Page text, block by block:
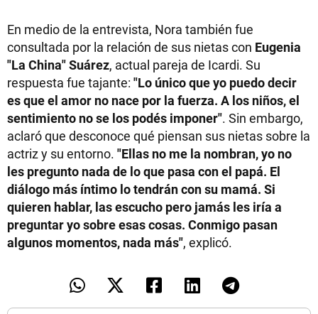
En medio de la entrevista, Nora también fue
consultada por la relación de sus nietas con Eugenia
"La China" Suárez, actual pareja de Icardi. Su
respuesta fue tajante: "Lo único que yo puedo decir
es que el amor no nace por la fuerza. A los niños, el
sentimiento no se los podés imponer". Sin embargo,
aclaró que desconoce qué piensan sus nietas sobre la
actriz y su entorno. "Ellas no me la nombran, yo no
les pregunto nada de lo que pasa con el papá. El
diálogo más íntimo lo tendrán con su mamá. Si
quieren hablar, las escucho pero jamás les iría a
preguntar yo sobre esas cosas. Conmigo pasan
algunos momentos, nada más", explicó.